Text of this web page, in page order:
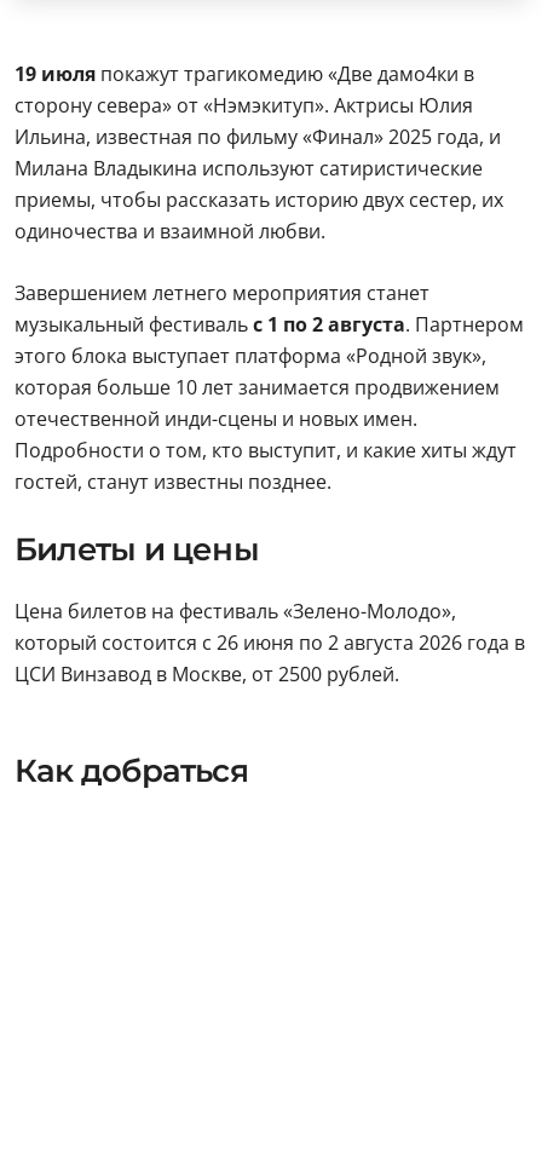
19 июля покажут трагикомедию «Две дамо4ки в
сторону севера» от «Нэмэкитуп». Актрисы Юлия
Ильина, известная по фильму «Финал» 2025 года, и
Милана Владыкина используют сатиристические
приемы, чтобы рассказать историю двух сестер, их
одиночества и взаимной любви.
Завершением летнего мероприятия станет
музыкальный фестивальс 1 по 2 августа. Партнером
этого блока выступает платформа «Родной звук»,
которая больше 10 лет занимается продвижением
отечественной инди-сцены и новых имен.
Подробности о том, кто выступит, и какие хиты ждут
гостей, станут известны позднее.
Билеты и цены
Цена билетов на фестиваль «Зелено-Молодо»,
который состоится с 26 июня по 2 августа 2026 года в
ЦСИ Винзавод в Москве, от 2500 рублей.
Как добраться